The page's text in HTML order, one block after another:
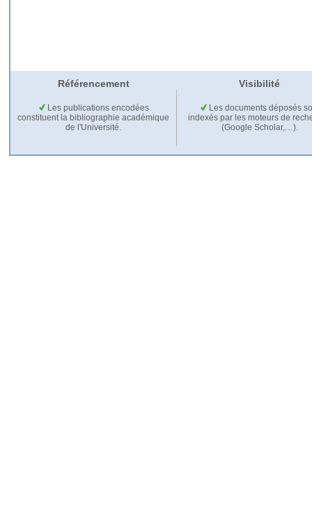
Référencement Visibilité
Les publications encodées
constituent la bibliographie académique
de l'Université.
Les documents déposés
indexés par les moteurs de
(Google Scholar,…).